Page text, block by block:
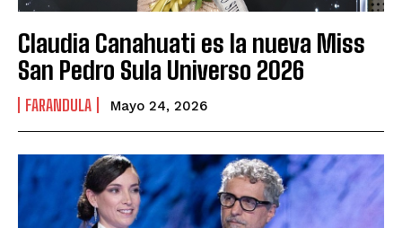
Claudia Canahuati es la nueva Miss
San Pedro Sula Universo 2026
FARANDULA Mayo 24, 2026